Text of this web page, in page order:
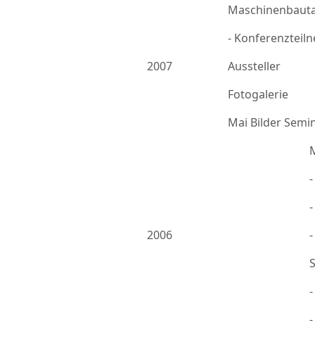
2007
-
Aussteller
Fotogalerie
Mai Bilder
2006